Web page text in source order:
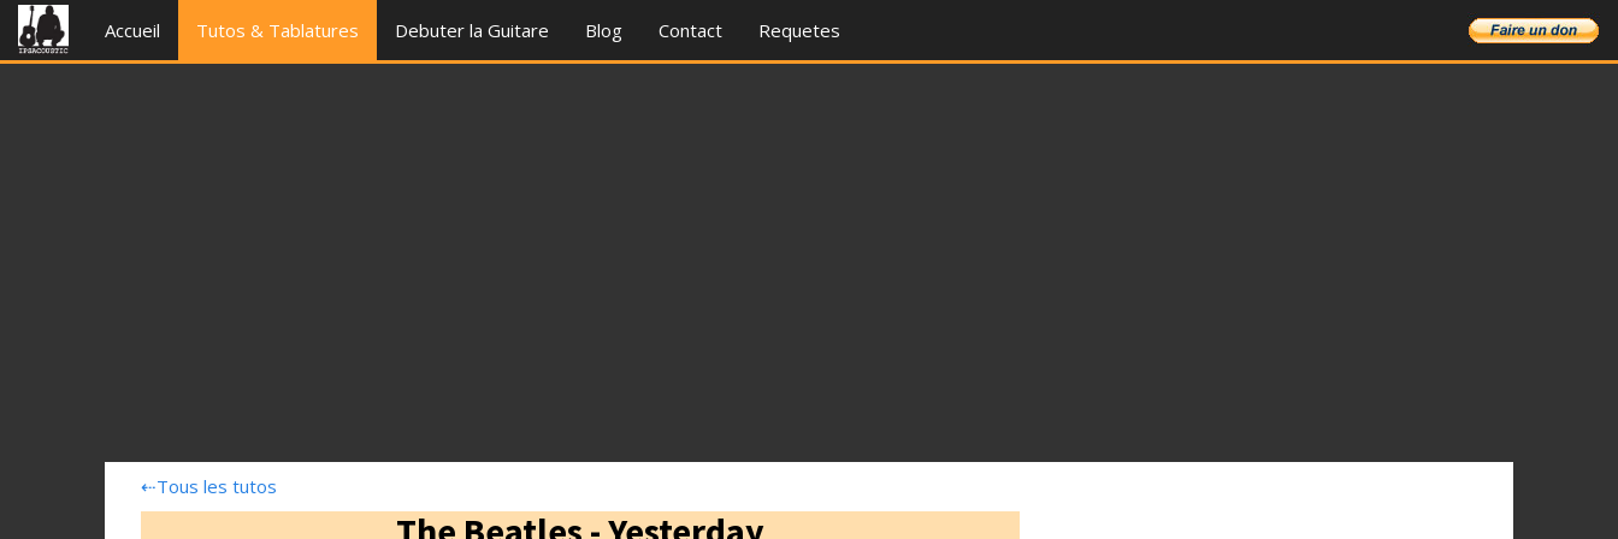
Accueil Tutos & Tablatures Debuter la Guitare Blog Contact Requetes
⇠Tous les tutos